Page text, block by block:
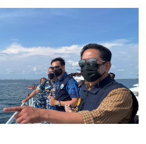
ลังงานของประเทศในระยะยาว ดันไทย